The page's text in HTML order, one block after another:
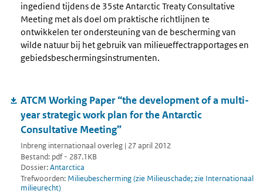
ingediend tijdens de 35ste Antarctic Treaty Consultative
Meeting met als doel om praktische richtlijnen te
ontwikkelen ter ondersteuning van de bescherming van
wilde natuur bij het gebruik van milieueffectrapportages en
gebiedsbeschermingsinstrumenten.
ATCM Working Paper “the development of a multi-
year strategic work plan for the Antarctic
Consultative Meeting”
Inbreng internationaal overleg | 27 april 2012
Bestand: pdf - 287.1KB
Dossier:Antarctica
Trefwoorden: Milieubescherming (zie Milieuschade; zie Internationaal
milieurecht)